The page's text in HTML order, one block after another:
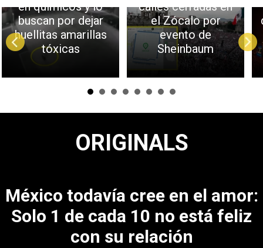
en químicos y lo
buscan por dejar
huellitas amarillas
tóxicas
calles cerradas en
el Zócalo por
evento de
Sheinbaum
ORIGINALS
México todavía cree en el amor:
Solo 1 de cada 10 no está feliz
con su relación